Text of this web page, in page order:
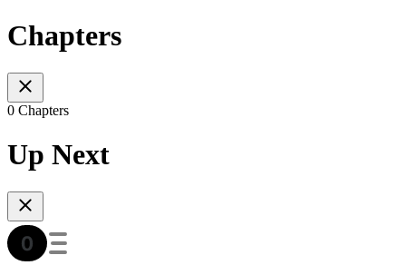
Chapters
0 Chapters
Up Next